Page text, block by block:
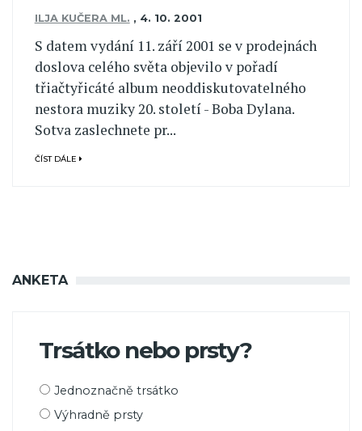
ILJA KUČERA ML. , 4. 10. 2001
S datem vydání 11. září 2001 se v prodejnách
doslova celého světa objevilo v pořadí
třiačtyřicáté album neoddiskutovatelného
nestora muziky 20. století - Boba Dylana.
Sotva zaslechnete pr...
ČÍST DÁLE
ANKETA
Trsátko nebo prsty?
Možnosti
Jednoznačně trsátko
Výhradně prsty